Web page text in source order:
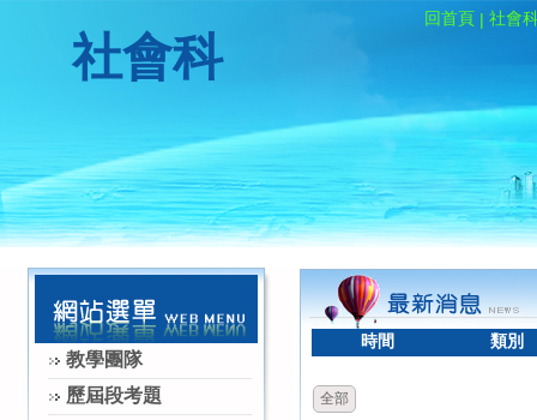
回首頁 | 社會
社會科
教學團隊
歷屆段考題
時間 類別
全部